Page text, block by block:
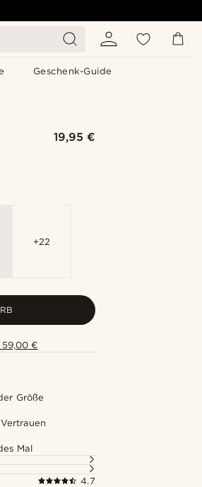
Geschenk-Guide
19,95 €
+22
59,00 €
Größe
Mal
4.7